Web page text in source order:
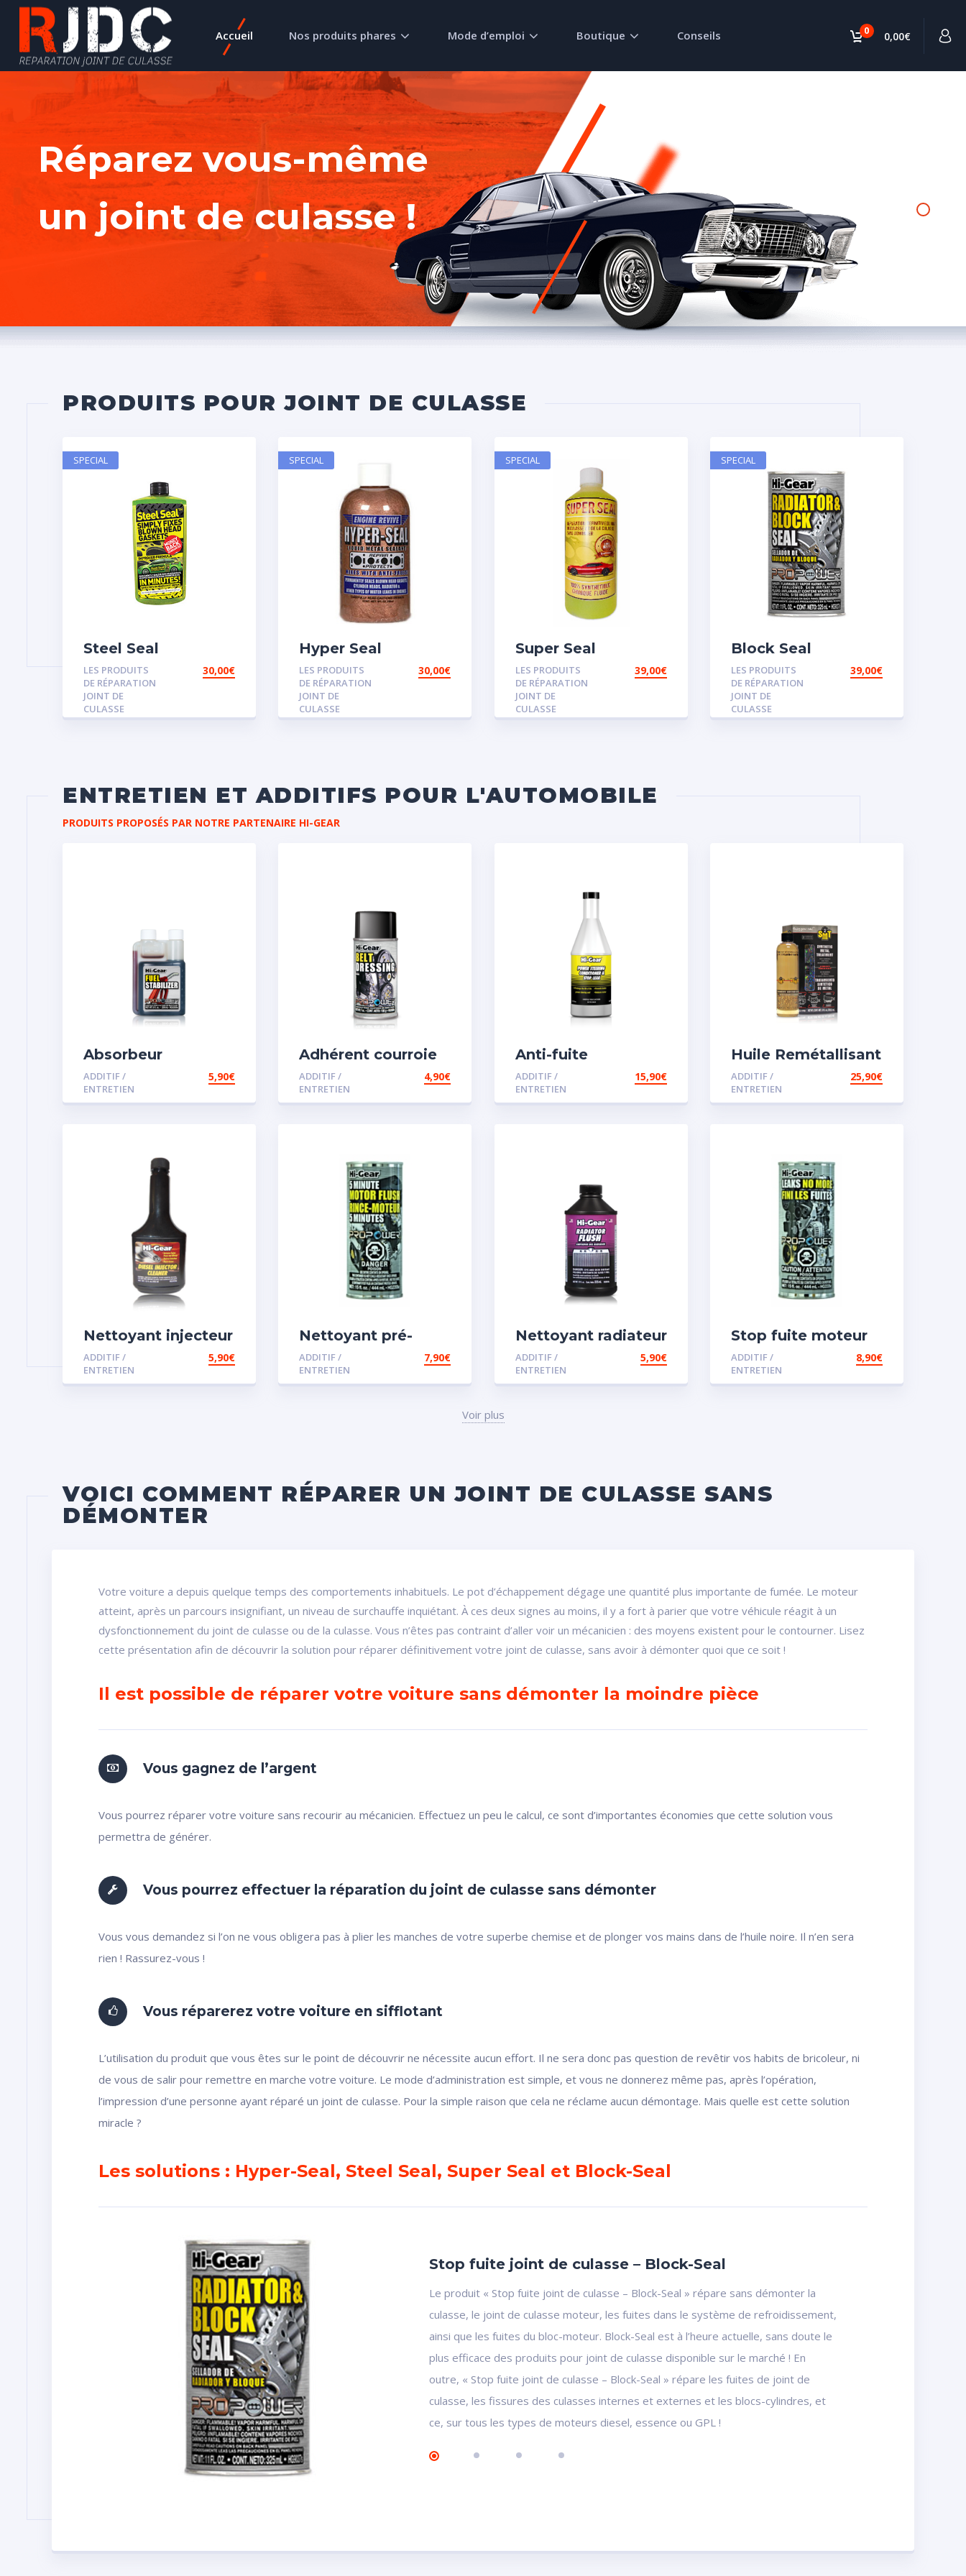
0 0,00€
Accueil Nos produits phares Mode d’emploi Boutique Conseils
Réparez vous-même
un joint de culasse !
PRODUITS POUR JOINT DE CULASSE
Steel Seal
LES PRODUITS
DE RÉPARATION
JOINT DE
CULASSE
30,00€
SPECIAL
Hyper Seal
LES PRODUITS
DE RÉPARATION
JOINT DE
CULASSE
30,00€
SPECIAL
Super Seal
LES PRODUITS
DE RÉPARATION
JOINT DE
CULASSE
39,00€
SPECIAL
Block Seal
LES PRODUITS
DE RÉPARATION
JOINT DE
CULASSE
39,00€
SPECIAL
ENTRETIEN ET ADDITIFS POUR L'AUTOMOBILE
PRODUITS PROPOSÉS PAR NOTRE PARTENAIRE HI-GEAR
Absorbeur
disperssant d’eau
pour carburant
ADDITIF /
ENTRETIEN
5,90€
Adhérent courroie
ADDITIF /
ENTRETIEN
4,90€
Anti-fuite
concentré pour
direction assistée
ADDITIF /
ENTRETIEN
15,90€
Huile Remétallisant
Moteur SMT2
ADDITIF /
ENTRETIEN
25,90€
Nettoyant injecteur
diesel
ADDITIF /
ENTRETIEN
5,90€
Nettoyant pré-
vidange
ADDITIF /
ENTRETIEN
7,90€
Nettoyant radiateur
ADDITIF /
ENTRETIEN
5,90€
Stop fuite moteur
ADDITIF /
ENTRETIEN
8,90€
Voir plus
VOICI COMMENT RÉPARER UN JOINT DE CULASSE SANS
DÉMONTER
Votre voiture a depuis quelque temps des comportements inhabituels. Le pot d’échappement dégage une quantité plus importante de fumée. Le moteur
atteint, après un parcours insignifiant, un niveau de surchauffe inquiétant. À ces deux signes au moins, il y a fort à parier que votre véhicule réagit à un
dysfonctionnement du joint de culasse ou de la culasse. Vous n’êtes pas contraint d’aller voir un mécanicien : des moyens existent pour le contourner. Lisez
cette présentation afin de découvrir la solution pour réparer définitivement votre joint de culasse, sans avoir à démonter quoi que ce soit !
Il est possible de réparer votre voiture sans démonter la moindre pièce
Vous gagnez de l’argent
Vous pourrez réparer votre voiture sans recourir au mécanicien. Effectuez un peu le calcul, ce sont d’importantes économies que cette solution vous
permettra de générer.
Vous pourrez effectuer la réparation du joint de culasse sans démonter
Vous vous demandez si l’on ne vous obligera pas à plier les manches de votre superbe chemise et de plonger vos mains dans de l’huile noire. Il n’en sera
rien ! Rassurez-vous !
Vous réparerez votre voiture en sifflotant
L’utilisation du produit que vous êtes sur le point de découvrir ne nécessite aucun effort. Il ne sera donc pas question de revêtir vos habits de bricoleur, ni
de vous de salir pour remettre en marche votre voiture. Le mode d’administration est simple, et vous ne donnerez même pas, après l’opération,
l’impression d’une personne ayant réparé un joint de culasse. Pour la simple raison que cela ne réclame aucun démontage. Mais quelle est cette solution
miracle ?
Les solutions : Hyper-Seal, Steel Seal, Super Seal et Block-Seal
Stop fuite joint de culasse – Block-Seal
Le produit « Stop fuite joint de culasse – Block-Seal » répare sans démonter la
culasse, le joint de culasse moteur, les fuites dans le système de refroidissement,
ainsi que les fuites du bloc-moteur. Block-Seal est à l’heure actuelle, sans doute le
plus efficace des produits pour joint de culasse disponible sur le marché ! En
outre, « Stop fuite joint de culasse – Block-Seal » répare les fuites de joint de
culasse, les fissures des culasses internes et externes et les blocs-cylindres, et
ce, sur tous les types de moteurs diesel, essence ou GPL !